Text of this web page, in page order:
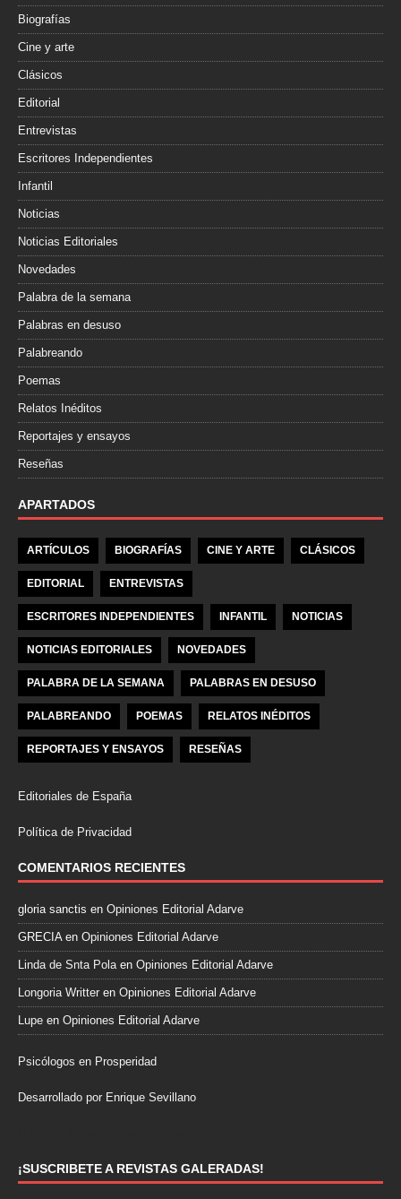
Biografías
Cine y arte
Clásicos
Editorial
Entrevistas
Escritores Independientes
Infantil
Noticias
Noticias Editoriales
Novedades
Palabra de la semana
Palabras en desuso
Palabreando
Poemas
Relatos Inéditos
Reportajes y ensayos
Reseñas
APARTADOS
ARTÍCULOS BIOGRAFÍAS CINE Y ARTE CLÁSICOS
EDITORIAL ENTREVISTAS
ESCRITORES INDEPENDIENTES INFANTIL NOTICIAS
NOTICIAS EDITORIALES NOVEDADES
PALABRA DE LA SEMANA PALABRAS EN DESUSO
PALABREANDO POEMAS RELATOS INÉDITOS
REPORTAJES Y ENSAYOS RESEÑAS
Editoriales de España
Política de Privacidad
COMENTARIOS RECIENTES
gloria sanctis en Opiniones Editorial Adarve
GRECIAen Opiniones Editorial Adarve
Linda de Snta Polaen Opiniones Editorial Adarve
Longoria Writter en Opiniones Editorial Adarve
Lupe en Opiniones Editorial Adarve
Psicólogos en Prosperidad
Desarrollado por Enrique Sevillano
¡SUSCRIBETE A REVISTAS GALERADAS!